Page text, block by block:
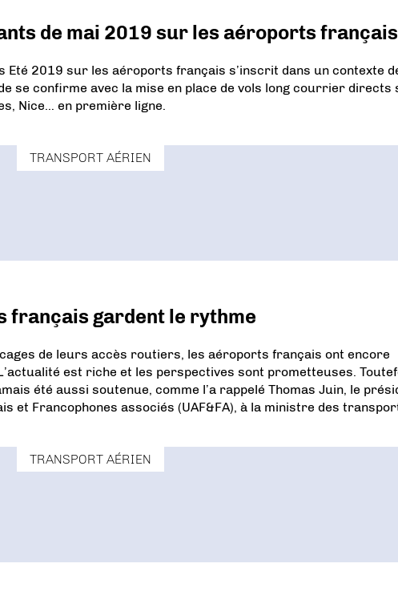
de mai 2019 sur les aéroports français
Eté 2019 sur les aéroports français s’inscrit dans un contexte
se confirme avec la mise en place de vols long courrier directs
Nice… en première ligne.
TRANSPORT AÉRIEN
français gardent le rythme
de leurs accès routiers, les aéroports français ont encore
est riche et les perspectives sont prometteuses.
été aussi soutenue, comme l’a rappelé Thomas Juin, le
et Francophones associés (UAF&FA), à la ministre des
TRANSPORT AÉRIEN